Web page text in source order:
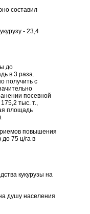
составил
- 23,4
до
в 3 раза.
получить с
посевной
тыс. т.,
площадь
повышения
75 ц/га в
кукурузы на
душу населения